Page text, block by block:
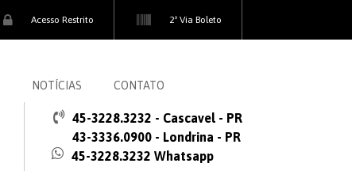
Acesso Restrito 2ª Via Boleto
NOTÍCIAS CONTATO
45-3228.3232 - Cascavel - PR
43-3336.0900 - Londrina - PR
45-3228.3232 Whatsapp